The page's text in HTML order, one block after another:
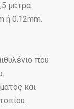
μέτρα.
ή 0.12mm.
που
και